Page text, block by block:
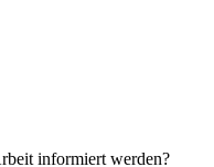
informiert werden?